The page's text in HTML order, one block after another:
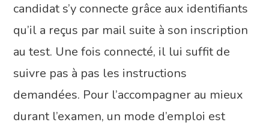
candidat s’y connecte grâce aux identifiants
qu’il a reçus par mail suite à son inscription
au test. Une fois connecté, il lui suffit de
suivre pas à pas les instructions
demandées. Pour l’accompagner au mieux
durant l’examen, un mode d’emploi est